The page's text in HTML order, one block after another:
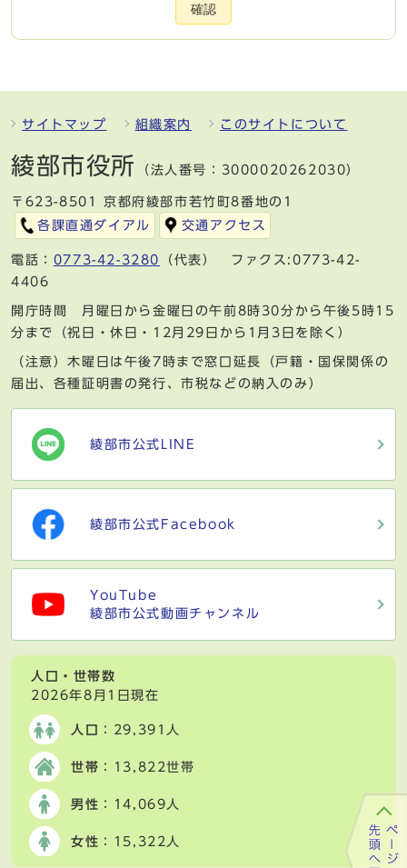
確認
サイトマップ 組織案内 このサイトについて
綾部市役所 （法人番号：3000020262030）
〒623-8501 京都府綾部市若竹町8番地の1
各課直通ダイアル
交通アクセス
電話： 0773-42-3280
（代表） ファクス:0773-42-
4406
開庁時間 月曜日から金曜日の午前8時30分から午後5時15
分まで（祝日・休日・12月29日から1月3日を除く）
（注意）木曜日は午後7時まで窓口延長（戸籍・国保関係の
届出、各種証明書の発行、市税などの納入のみ）
綾部市公式LINE
綾部市公式Facebook
YouTube
綾部市公式動画チャンネル
人口・世帯数
2026年8月1日現在
人口 ：29,391人
世帯 ：13,822世帯
男性 ：14,069人
女性 ：15,322人